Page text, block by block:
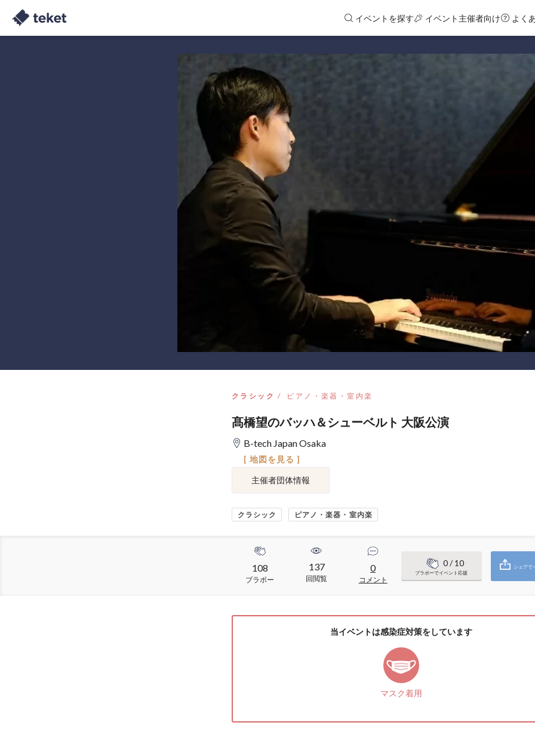
イベントを探す イベント主催者向け よく
クラシック ピアノ・楽器・室内楽
髙橋望のバッハ＆シューベルト 大阪公演
B-tech Japan Osaka
[ 地図を見る ]
主催者団体情報
クラシック ピアノ・楽器・室内楽
108
ブラボー
137
回閲覧
0
コメント
0/ 10
ブラボーでイベント応援
シェアで
当イベントは感染症対策をしています
マスク着用